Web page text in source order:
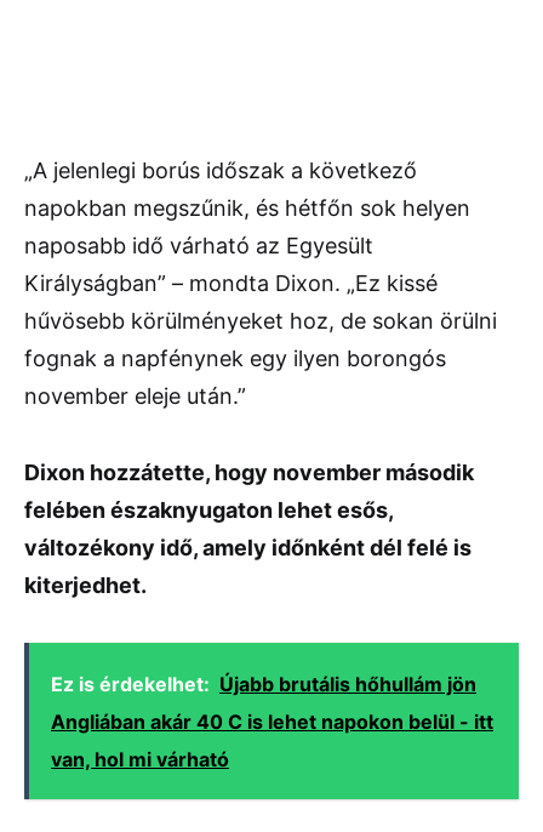
„A jelenlegi borús időszak a következő
napokban megszűnik, és hétfőn sok helyen
naposabb idő várható az Egyesült
Királyságban” – mondta Dixon. „Ez kissé
hűvösebb körülményeket hoz, de sokan örülni
fognak a napfénynek egy ilyen borongós
november eleje után.”
Dixon hozzátette, hogy november második
felében északnyugaton lehet esős,
változékony idő, amely időnként dél felé is
kiterjedhet.
Ez is érdekelhet: Újabb brutális hőhullám jön
Angliában akár 40 C is lehet napokon belül - itt
van, hol mi várható